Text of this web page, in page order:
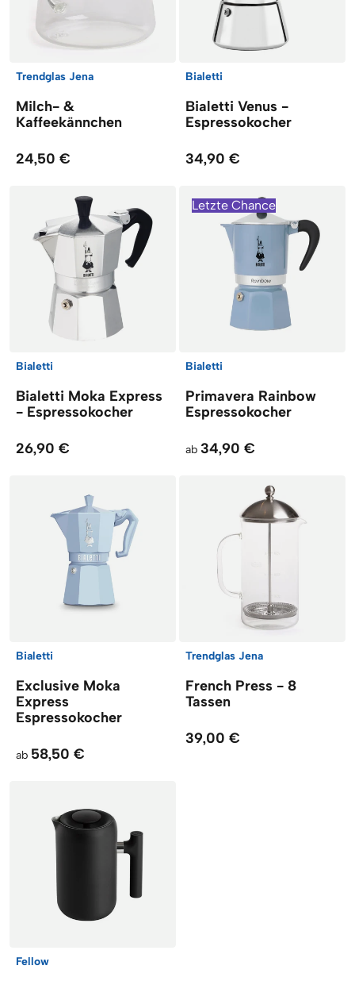
Trendglas Jena
Milch- &
Kaffeekännchen
24,50 €
Bialetti
Bialetti Venus -
Espressokocher
34,90 €
Bialetti
Bialetti Moka Express
- Espressokocher
26,90 €
Letzte Chance
Bialetti
Primavera Rainbow
Espressokocher
ab 34,90 €
Bialetti
Exclusive Moka
Express
Espressokocher
ab 58,50 €
Trendglas Jena
French Press - 8
Tassen
39,00 €
Fellow